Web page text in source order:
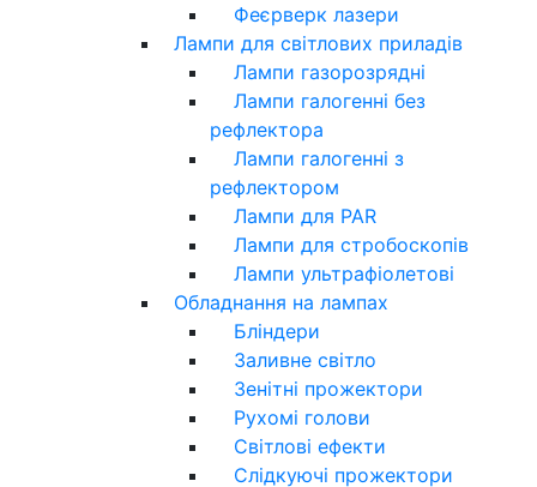
Феєрверк лазери
Лампи для світлових приладів
Лампи газорозрядні
Лампи галогенні без
рефлектора
Лампи галогенні з
рефлектором
Лампи для PAR
Лампи для стробоскопів
Лампи ультрафіолетові
Обладнання на лампах
Бліндери
Заливне світло
Зенітні прожектори
Рухомі голови
Світлові ефекти
Слідкуючі прожектори